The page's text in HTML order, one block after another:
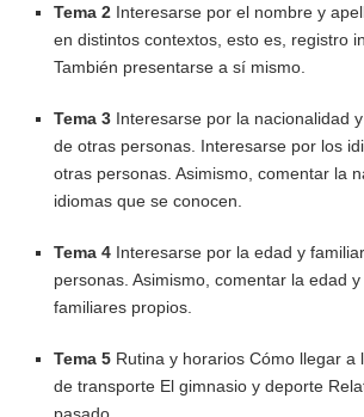
Tema 2 Interesarse por el nombre y
en distintos contextos, esto es, registro
También presentarse a sí mismo.
Tema 3 Interesarse por la nacionalidad
de otras personas. Interesarse por los
otras personas. Asimismo, comentar la
idiomas que se conocen.
Tema 4 Interesarse por la edad y
personas. Asimismo, comentar la edad
familiares propios.
Tema 5 Rutina y horarios Cómo llegar a
de transporte El gimnasio y deporte